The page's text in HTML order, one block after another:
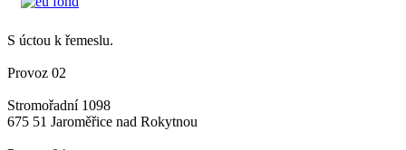
S úctou k řemeslu.
Provoz 02
Stromořadní 1098
675 51 Jaroměřice nad Rokytnou